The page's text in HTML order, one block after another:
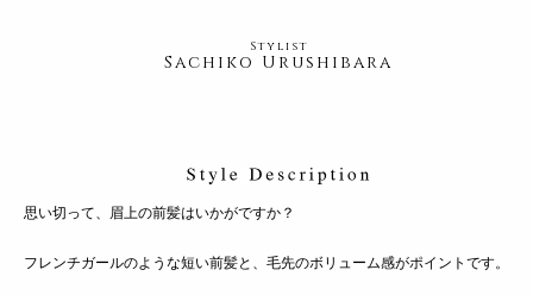
Stylist
Sachiko Urushibara
思い切って、眉上の前髪はいかがですか？
フレンチガールのような短い前髪と、毛先のボリューム感がポイントです。